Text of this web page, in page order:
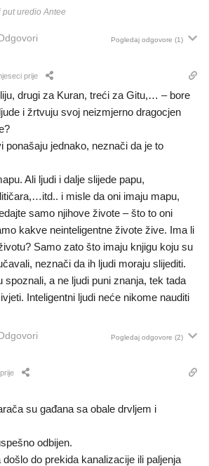
uredio Antee
Pogledaj odgovore (1)
prije
drugi za Kuran, treći za Gitu,… – bore
i žrtvuju svoj neizmjerno dragocjen
ponašaju jednako, neznači da je to
Ali ljudi i dalje slijede papu,
i misle da oni imaju mapu,
samo njihove živote – što to oni
kakve neinteligentne živote žive. Ima li
Samo zato što imaju knjigu koju su
neznači da ih ljudi moraju slijediti.
spoznali, a ne ljudi puni znanja, tek tada
Inteligentni ljudi neće nikome nauditi
Pogledaj odgovore (2)
su gađana sa obale drvljem i
odbijen.
do prekida kanalizacije ili paljenja